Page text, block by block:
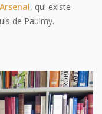
, qui existe
de Paulmy.